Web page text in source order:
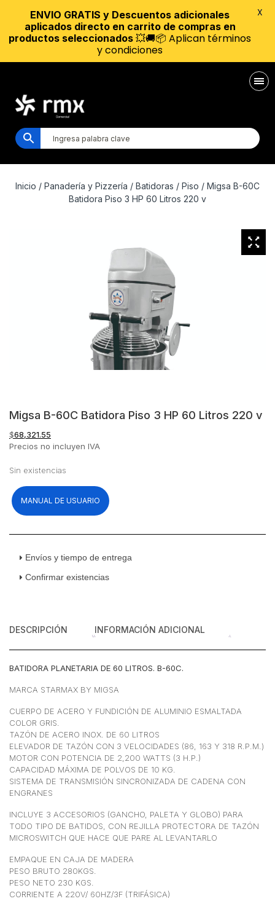
Inicio / Panadería y Pizzería / Batidoras / Piso / Migsa B-60C
Batidora Piso 3 HP 60 Litros 220 v
Migsa B-60C Batidora Piso 3 HP 60 Litros 220 v
$68,321.55
Precios no incluyen IVA
Sin existencias
MANUAL DE USUARIO
Envíos y tiempo de entrega
Confirmar existencias
DESCRIPCIÓN INFORMACIÓN ADICIONAL
BATIDORA PLANETARIA DE 60 LITROS. B-60C.
MARCA STARMAX BY MIGSA
CUERPO DE ACERO Y FUNDICIÓN DE ALUMINIO ESMALTADA
COLOR GRIS.
TAZÓN DE ACERO INOX. DE 60 LITROS
ELEVADOR DE TAZÓN CON 3 VELOCIDADES (86, 163 Y 318 R.P.M.)
MOTOR CON POTENCIA DE 2,200 WATTS (3 H.P.)
CAPACIDAD MÁXIMA DE POLVOS DE 10 KG.
SISTEMA DE TRANSMISIÓN SINCRONIZADA DE CADENA CON
ENGRANES
INCLUYE 3 ACCESORIOS (GANCHO, PALETA Y GLOBO) PARA
TODO TIPO DE BATIDOS, CON REJILLA PROTECTORA DE TAZÓN
MICROSWITCH QUE HACE QUE PARE AL LEVANTARLO
EMPAQUE EN CAJA DE MADERA
PESO BRUTO 280KGS.
PESO NETO 230 KGS.
CORRIENTE A 220V/ 60HZ/3F (TRIFÁSICA)
ENVIO GRATIS y Descuentos adicionales
aplicados directo en carrito de compras en
productos seleccionados 💥🚚📦 Aplican términos
y condiciones
X